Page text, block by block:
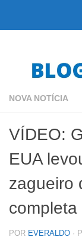
NOVA NOTÍCIA
VÍDEO:
EUA
zagueiro
POR EVERALDO ·